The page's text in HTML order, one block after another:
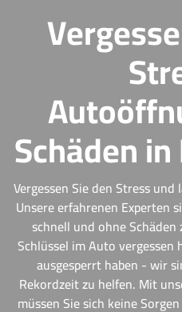
Schäden
Vergessen Sie den Stress
Unsere erfahrenen Experten
schnell und ohne
Schlüssel im Auto vergessen
ausgesperrt haben - wir
Rekordzeit zu helfen. Mit
müssen Sie sich keine